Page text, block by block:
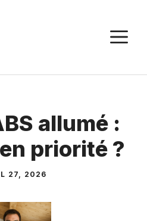
allumé :
priorité ?
27, 2026